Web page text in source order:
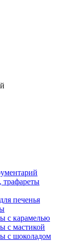
трафареты
печенья
с карамелью
с мастикой
с шоколадом